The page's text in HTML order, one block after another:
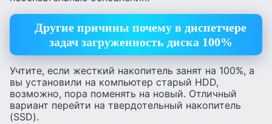
Другие причины почему в диспетчере
задач загруженность диска 100%
Учтите, если жесткий накопитель занят на 100%, а
вы установили на компьютер старый HDD,
возможно, пора поменять на новый. Отличный
вариант перейти на твердотельный накопитель
(SSD).